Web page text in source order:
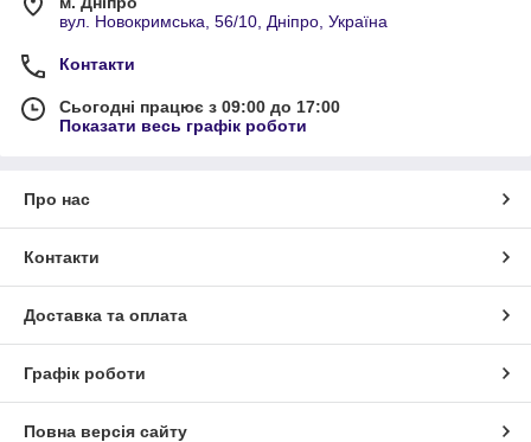
вул. Новокримська, 56/10, Дніпро, Україна
Контакти
Сьогодні працює з 09:00 до 17:00
Показати весь графік роботи
Про нас
Контакти
Доставка та оплата
Графік роботи
Повна версія сайту